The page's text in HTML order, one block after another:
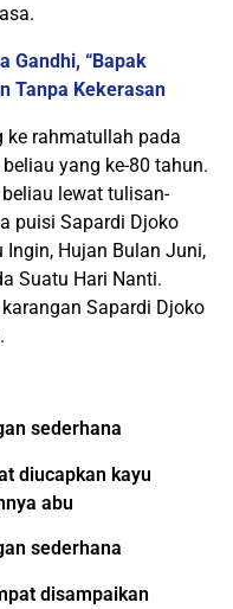
Gandhi, “Bapak
Tanpa Kekerasan
ke rahmatullah pada
yang ke-80 tahun.
lewat tulisan-
puisi Sapardi Djoko
Ingin, Hujan Bulan Juni,
Suatu Hari Nanti.
Sapardi Djoko
sederhana
diucapkan kayu
abu
sederhana
disampaikan